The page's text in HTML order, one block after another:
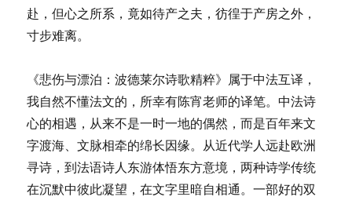
赴，但心之所系，竟如待产之夫，彷徨于产房之外，
寸步难离。
《悲伤与漂泊：波德莱尔诗歌精粹》属于中法互译，
我自然不懂法文的，所幸有陈宵老师的译笔。中法诗
心的相遇，从来不是一时一地的偶然，而是百年来文
字渡海、文脉相牵的绵长因缘。从近代学人远赴欧洲
寻诗，到法语诗人东游体悟东方意境，两种诗学传统
在沉默中彼此凝望，在文字里暗自相通。一部好的双